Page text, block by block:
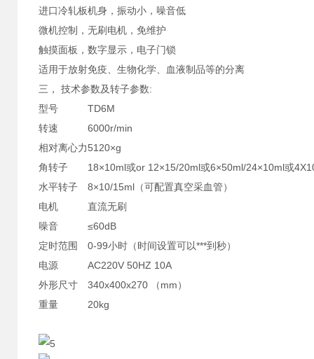
进口冷轧板机身，振动小，噪音低
微机控制，无刷电机，免维护
触摸面板，数字显示，电子门锁
适用于放射免疫、生物化学、血液制品等的分离
三， 技术参数及转子参数:
型号
TD6M
转速
6000r/min
相对离心力5120×g
角转子
18×10ml或or 12×15/20ml或6×50ml/24×10ml或
水平转子
8×10/15ml（可配置真空采血管）
电机
直流无刷
噪音
≤60dB
定时范围
0-99小时（时间设置可以***到秒）
电源
AC220V 50HZ 10A
外形尺寸
340x400x270 （mm）
重量
20kg